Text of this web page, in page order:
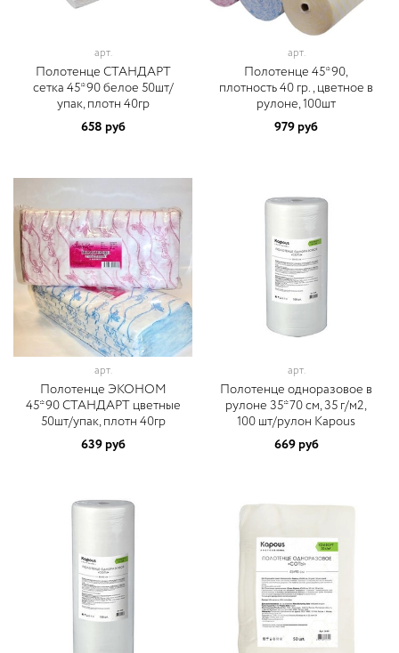
арт.
Полотенце СТАНДАРТ
сетка 45*90 белое 50шт/
упак, плотн 40гр
658 руб
арт.
Полотенце 45*90,
плотность 40 гр., цветное в
рулоне, 100шт
979 руб
арт.
Полотенце ЭКОНОМ
45*90 СТАНДАРТ цветные
50шт/упак, плотн 40гр
639 руб
арт.
Полотенце одноразовое в
рулоне 35*70 cм, 35 г/м2,
100 шт/рулон Kapous
669 руб